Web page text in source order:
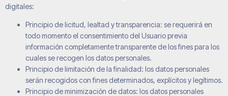
digitales:
Principio de licitud, lealtad y transparencia: se requerirá en
todo momento el consentimiento del Usuario previa
información completamente transparente de los fines para los
cuales se recogen los datos personales.
Principio de limitación de la finalidad: los datos personales
serán recogidos con fines determinados, explícitos y legítimos.
Principio de minimización de datos: los datos personales